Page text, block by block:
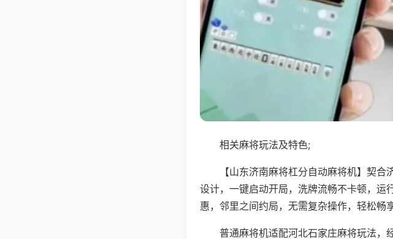
相关麻将玩法及特色;
【山东济南麻将杠分自动麻将机】契
设计，一键启动开局，洗牌流畅不卡顿，运
惠，邻里之间约局，无需复杂操作，轻松畅
普通麻将机适配河北石家庄麻将玩法，